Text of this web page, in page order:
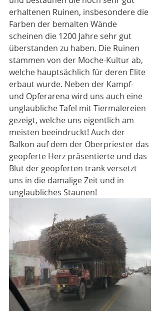
erhaltenen Ruinen, insbesondere die
Farben der bemalten Wände
scheinen die 1200 Jahre sehr gut
überstanden zu haben. Die Ruinen
stammen von der Moche-Kultur ab,
welche hauptsächlich für deren Elite
erbaut wurde. Neben der Kampf-
und Opferarena wird uns auch eine
unglaubliche Tafel mit Tiermalereien
gezeigt, welche uns eigentlich am
meisten beeindruckt! Auch der
Balkon auf dem der Oberpriester das
geopferte Herz präsentierte und das
Blut der geopferten trank versetzt
uns in die damalige Zeit und in
unglaubliches Staunen!